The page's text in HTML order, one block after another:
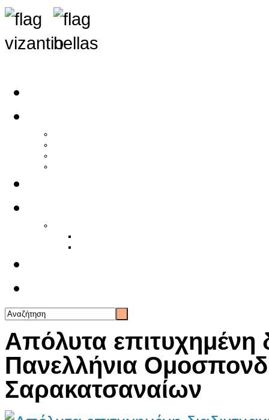
Απόλυτα επιτυχημένη
Πανελλήνια
Σαρακατσαναίων